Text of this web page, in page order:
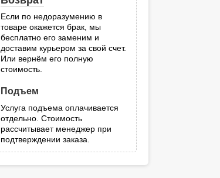
Если по недоразумению в
товаре окажется брак, мы
бесплатно его заменим и
доставим курьером за свой счет.
Или вернём его полную
стоимость.
Подъем
Услуга подъема оплачивается
отдельно. Стоимость
рассчитывает менеджер при
подтверждении заказа.